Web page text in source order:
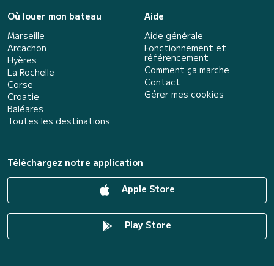
Où louer mon bateau
Marseille
Arcachon
Hyères
La Rochelle
Corse
Croatie
Baléares
Toutes les destinations
Aide
Aide générale
Fonctionnement et
référencement
Comment ça marche
Contact
Gérer mes cookies
Téléchargez notre application
Apple Store
Play Store